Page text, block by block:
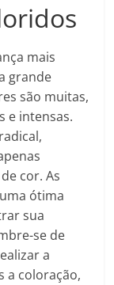
mais
grande
são muitas,
e intensas.
cor. As
ótima
sua
se de
a
a coloração,